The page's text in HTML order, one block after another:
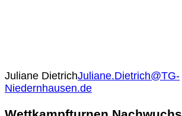
Juliane DietrichJuliane.Dietrich@TG-
Niedernhausen.de